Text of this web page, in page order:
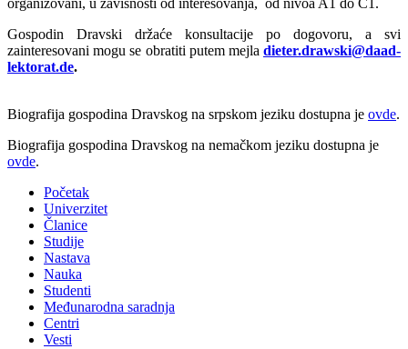
organizovani, u zavisnosti od interesovanja, od nivoa A1 do C1.
Gospodin Dravski držaće konsultacije po dogovoru, a svi
zainteresovani mogu se obratiti putem mejla dieter.drawski@daad-
lektorat.de.
Biografija gospodina Dravskog na srpskom jeziku dostupna je ovde.
Biografija gospodina Dravskog na nemačkom jeziku dostupna je
ovde.
Početak
Univerzitet
Članice
Studije
Nastava
Nauka
Studenti
Međunarodna saradnja
Centri
Vesti